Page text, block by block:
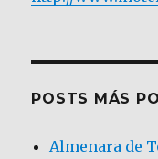
POSTS MÁS
Almenara de